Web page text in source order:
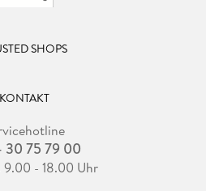
SHOPS
KONTAKT
30 75 79 00
9.00 - 18.00 Uhr